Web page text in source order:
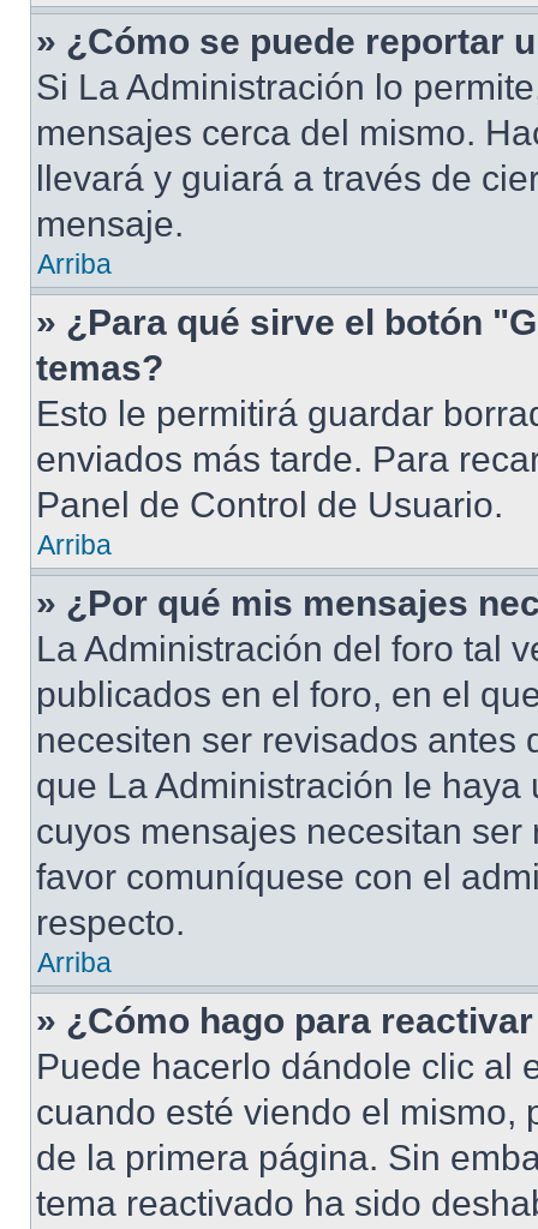
» ¿Cómo se puede reportar
Si La Administración lo
mensajes cerca del mismo.
llevará y guiará a través de
mensaje.
Arriba
» ¿Para qué sirve el botón
temas?
Esto le permitirá guardar
enviados más tarde. Para
Panel de Control de Usuario.
Arriba
» ¿Por qué mis mensajes
La Administración del foro tal
publicados en el foro, en el
necesiten ser revisados antes
que La Administración le
cuyos mensajes necesitan
favor comuníquese con el
respecto.
Arriba
» ¿Cómo hago para
Puede hacerlo dándole clic al
cuando esté viendo el mismo,
de la primera página. Sin
tema reactivado ha sido